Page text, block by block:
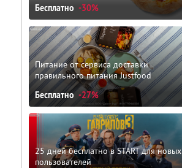
Бесплатно -30%
Питание от сервиса доставки
правильного питания Justfood
Бесплатно -27%
25 дней бесплатно в START для новых
пользователей